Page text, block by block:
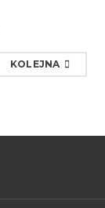
KOLEJNA